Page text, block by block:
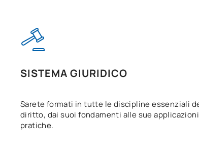
SISTEMA GIURIDICO
Sarete formati in tutte le discipline essenziali
diritto, dai suoi fondamenti alle sue applicazioni
pratiche.